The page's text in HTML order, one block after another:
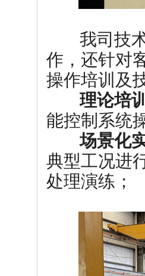
我司技术
作，还针对
操作培训及
理论培
能控制系统
场景化
典型工况进
处理演练；